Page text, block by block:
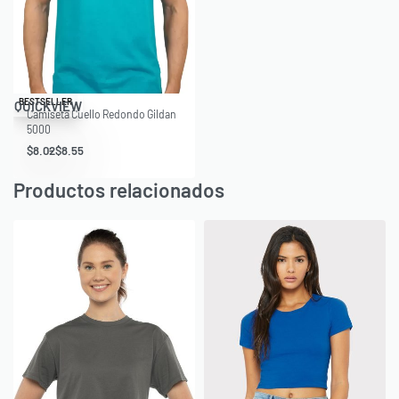
Save $1.98
BESTSELLER
QUICKVIEW
Camiseta Cuello Redondo Gildan
5000
$8.02$8.55
Productos relacionados